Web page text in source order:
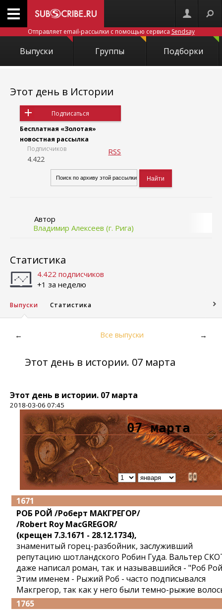
Отправляет email-рассылки с помощью сервиса Sendsay
Выпуски Группы Подборки
Этот день в Истории
Подписаться
Бесплатная «Золотая»
новостная рассылка
Подписчиков
4.422
RSS
Автор
Владимир Алексеев (г. Рига)
Статистика
4.422 подписчиков
+1 за неделю
Выпуски Статистика
← Все выпуски →
Этот день в истории. 07 марта
Этот день в истории. 07 марта
2018-03-06 07:45
07 марта
1671
РОБ РОЙ /Роберт МАКГРЕГОР/
/Robert Roy MacGREGOR/
(крещен 7.3.1671 - 28.12.1734),
знаменитый горец-разбойник, заслуживший
репутацию шотландского Робин Гуда. Вальтер
даже написал роман, так и называвшийся - "Роб
Этим именем - Рыжий Роб - часто подписывался
Макгрегор, так как у него были темно-рыжие
1765